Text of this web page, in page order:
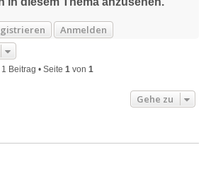
Anmelden
1 Beitrag • Seite 1 von 1
Gehe zu